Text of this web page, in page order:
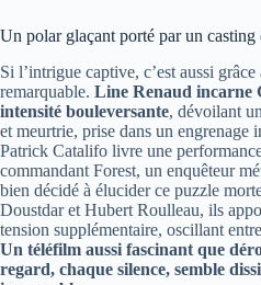
Un polar glaçant porté par un casting
Si l’intrigue captive, c’est aussi
remarquable. Line Renaud incarne
intensité bouleversante, dévoilant
et meurtrie, prise dans un engrenage
Patrick Catalifo livre une
commandant Forest, un enquêteur
bien décidé à élucider ce puzzle
Doustdar et Hubert Roulleau, ils
tension supplémentaire, oscillant
Un téléfilm aussi fascinant que
regard, chaque silence, semble